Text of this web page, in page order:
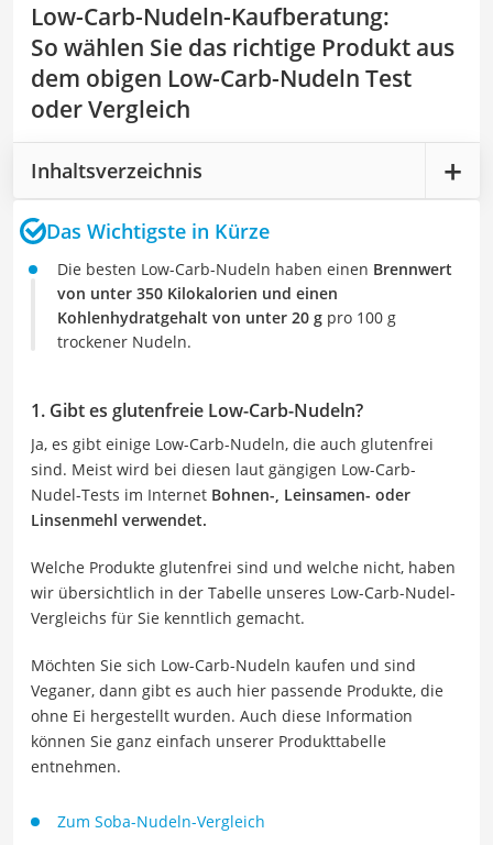
Low-Carb-Nudeln-Kaufberatung:
So wählen Sie das richtige Produkt aus
dem obigen Low-Carb-Nudeln Test
oder Vergleich
Inhaltsverzeichnis
Das Wichtigste in Kürze
Die besten Low-Carb-Nudeln haben einen Brennwert
von unter 350 Kilokalorien und einen
Kohlenhydratgehalt von unter 20 g pro 100 g
trockener Nudeln.
1. Gibt es glutenfreie Low-Carb-Nudeln?
Ja, es gibt einige Low-Carb-Nudeln, die auch glutenfrei
sind. Meist wird bei diesen laut gängigen Low-Carb-
Nudel-Tests im Internet Bohnen-, Leinsamen- oder
Linsenmehl verwendet.
Welche Produkte glutenfrei sind und welche nicht, haben
wir übersichtlich in der Tabelle unseres Low-Carb-Nudel-
Vergleichs für Sie kenntlich gemacht.
Möchten Sie sich Low-Carb-Nudeln kaufen und sind
Veganer, dann gibt es auch hier passende Produkte, die
ohne Ei hergestellt wurden. Auch diese Information
können Sie ganz einfach unserer Produkttabelle
entnehmen.
Zum Soba-Nudeln-Vergleich